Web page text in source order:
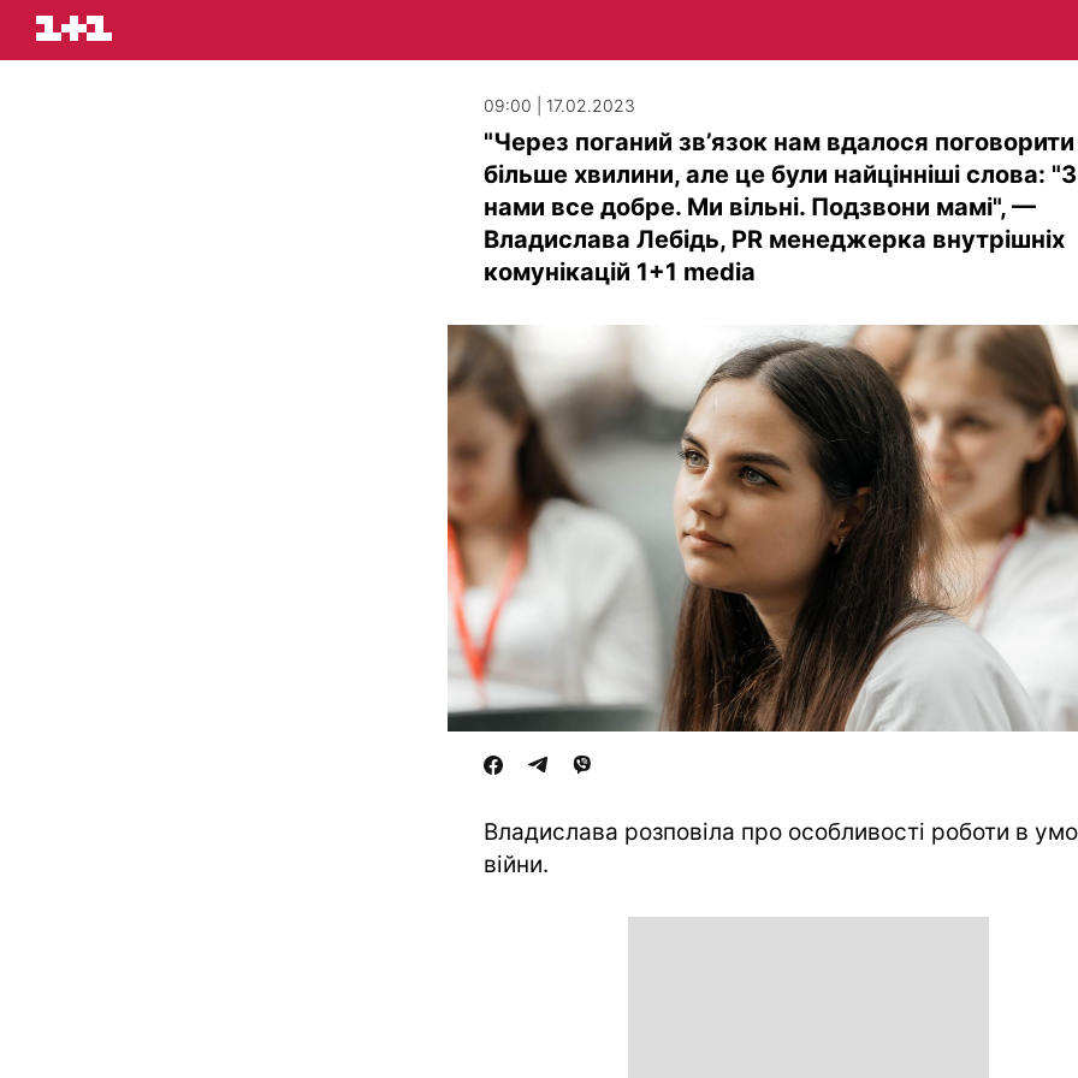
09:00 | 17.02.2023
"Через поганий зв’язок нам вдалося
більше хвилини, але це були найцінніші слова: "З
нами все добре. Ми вільні. Подзвони мамі", —
Владислава Лебідь, PR менеджерка внутрішніх
комунікацій 1+1 media
Владислава розповіла про особливості роботи в
війни.